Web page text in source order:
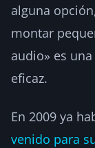
alguna
montar
audio» es
eficaz.
En 2009 ya
venido para